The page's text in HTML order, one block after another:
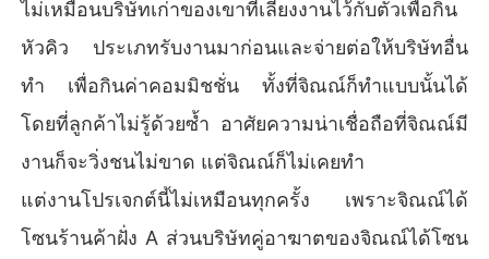
ไม่เหมือนบริษัทเก่าของเขาที่เลี้ยงงานไว้กับตัวเพื่อกิน
หัวคิว ประเภทรับงานมาก่อนและจ่ายต่อให้บริษัทอื่น
ทำ เพื่อกินค่าคอมมิชชั่น ทั้งที่จิณณ์ก็ทำแบบนั้นได้
โดยที่ลูกค้าไม่รู้ด้วยซ้ำ อาศัยความน่าเชื่อถือที่จิณณ์มี
งานก็จะวิ่งชนไม่ขาด แต่จิณณ์ก็ไม่เคยทำ
แต่งานโปรเจกต์นี้ไม่เหมือนทุกครั้ง เพราะจิณณ์ได้
โซนร้านค้าฝั่ง A ส่วนบริษัทคู่อาฆาตของจิณณ์ได้โซน